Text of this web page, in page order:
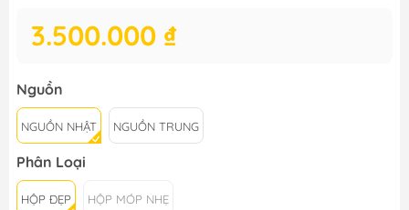
3.500.000 ₫
Nguồn
NGUỒN NHẬT NGUỒN TRUNG
Phân Loại
HỘP ĐẸP HỘP MÓP NHẸ